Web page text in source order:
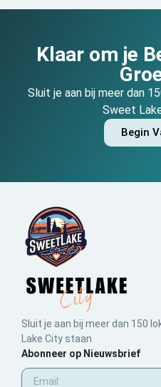
Klaar om je
Sluit je aan bij meer dan
Sweet
Begin
Sluit je aan bij meer dan 150
Lake City staan
Abonneer op Nieuwsbrief